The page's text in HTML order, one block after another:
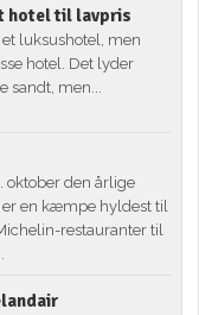
hotel til lavpris
luksushotel, men
hotel. Det lyder
sandt, men...
oktober den årlige
er en kæmpe hyldest til
restauranter til